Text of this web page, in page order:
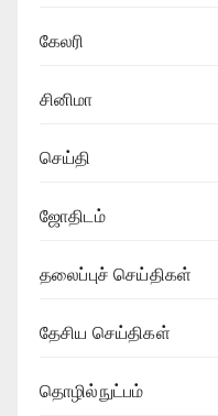
கேலரி
சினிமா
செய்தி
ஜோதிடம்
தலைப்புச் செய்திகள்
தேசிய செய்திகள்
தொழில்நுட்பம்